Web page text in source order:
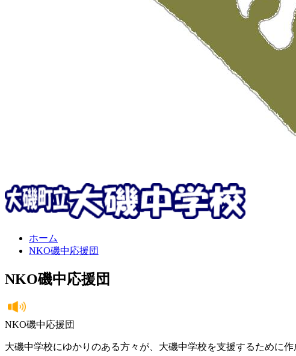
ホーム
NKO磯中応援団
NKO磯中応援団
NKO磯中応援団
大磯中学校にゆかりのある方々が、大磯中学校を支援するために作